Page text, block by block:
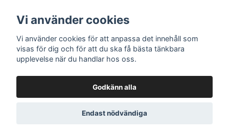
Sociala medier
© 2026 Vassaknivar
Vi använder cookies
Vi använder cookies för att anpassa det innehåll som
visas för dig och för att du ska få bästa tänkbara
upplevelse när du handlar hos oss.
Godkänn alla
Endast nödvändiga